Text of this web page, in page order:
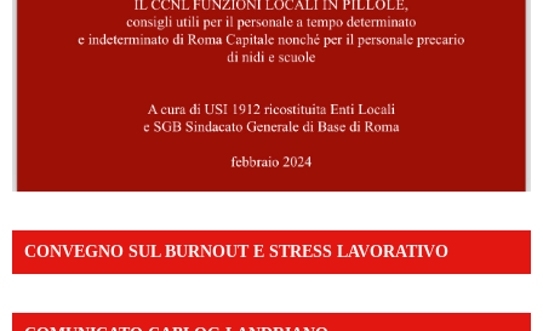
CONVEGNO SUL BURNOUT E STRESS LAVORATIVO